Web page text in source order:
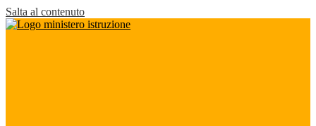
Salta al contenuto